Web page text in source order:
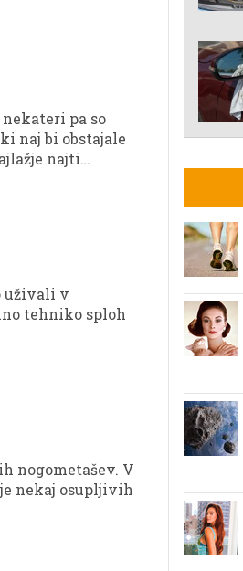
pa so
naj bi obstajale
najti
uživali v
tehniko sploh
nogometašev. V
nekaj osupljivih